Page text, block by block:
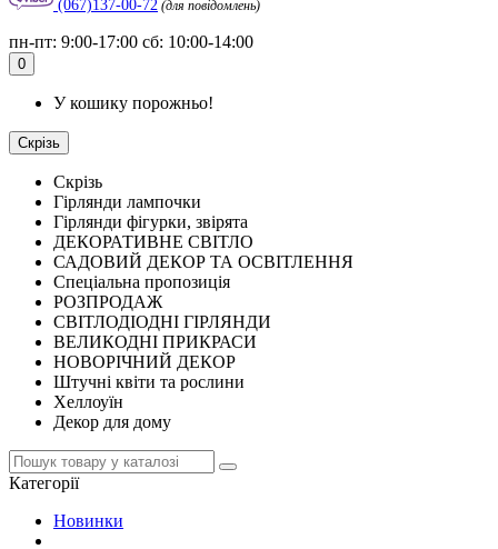
(067)137-00-72 (для повідомлень)
пн-пт: 9:00-17:00 сб: 10:00-14:00
0
У кошику порожньо!
Скрізь
Скрізь
Гірлянди лампочки
Гірлянди фігурки, звірята
ДЕКОРАТИВНЕ СВІТЛО
САДОВИЙ ДЕКОР ТА ОСВІТЛЕННЯ
Спеціальна пропозиція
РОЗПРОДАЖ
СВІТЛОДІОДНІ ГІРЛЯНДИ
ВЕЛИКОДНІ ПРИКРАСИ
НОВОРІЧНИЙ ДЕКОР
Штучні квіти та рослини
Хеллоуїн
Декор для дому
Категорії
Новинки